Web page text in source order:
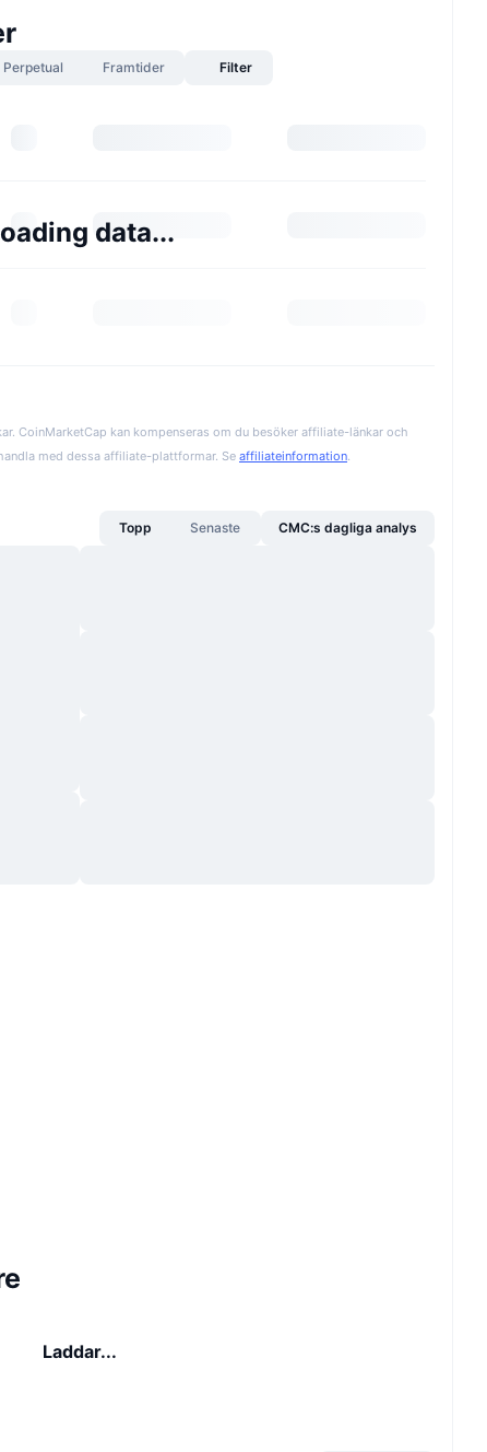
Perpetual Framtider Filter
data...
CoinMarketCap kan kompenseras om du besöker affiliate-länkar och
med dessa affiliate-plattformar. Se affiliateinformation.
Topp Senaste CMC:s dagliga analys
Laddar...